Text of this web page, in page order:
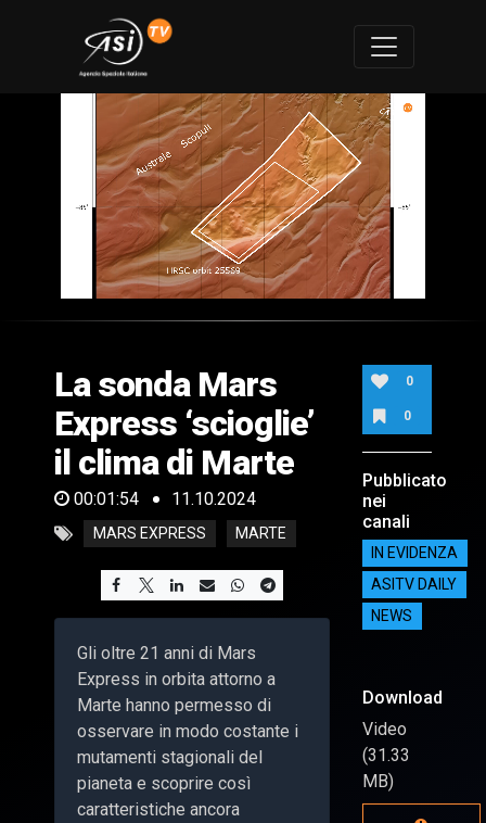
of
54
seconds
La sonda Mars
Express ‘scioglie’
il clima di Marte
00:01:54 11.10.2024
MARS EXPRESS MARTE
Gli oltre 21 anni di Mars
Express in orbita attorno a
Marte hanno permesso di
osservare in modo costante i
mutamenti stagionali del
pianeta e scoprire così
caratteristiche ancora
0
0
Pubblicato
nei
canali
IN EVIDENZA
ASITV DAILY
NEWS
Download
Video
(31.33
MB)